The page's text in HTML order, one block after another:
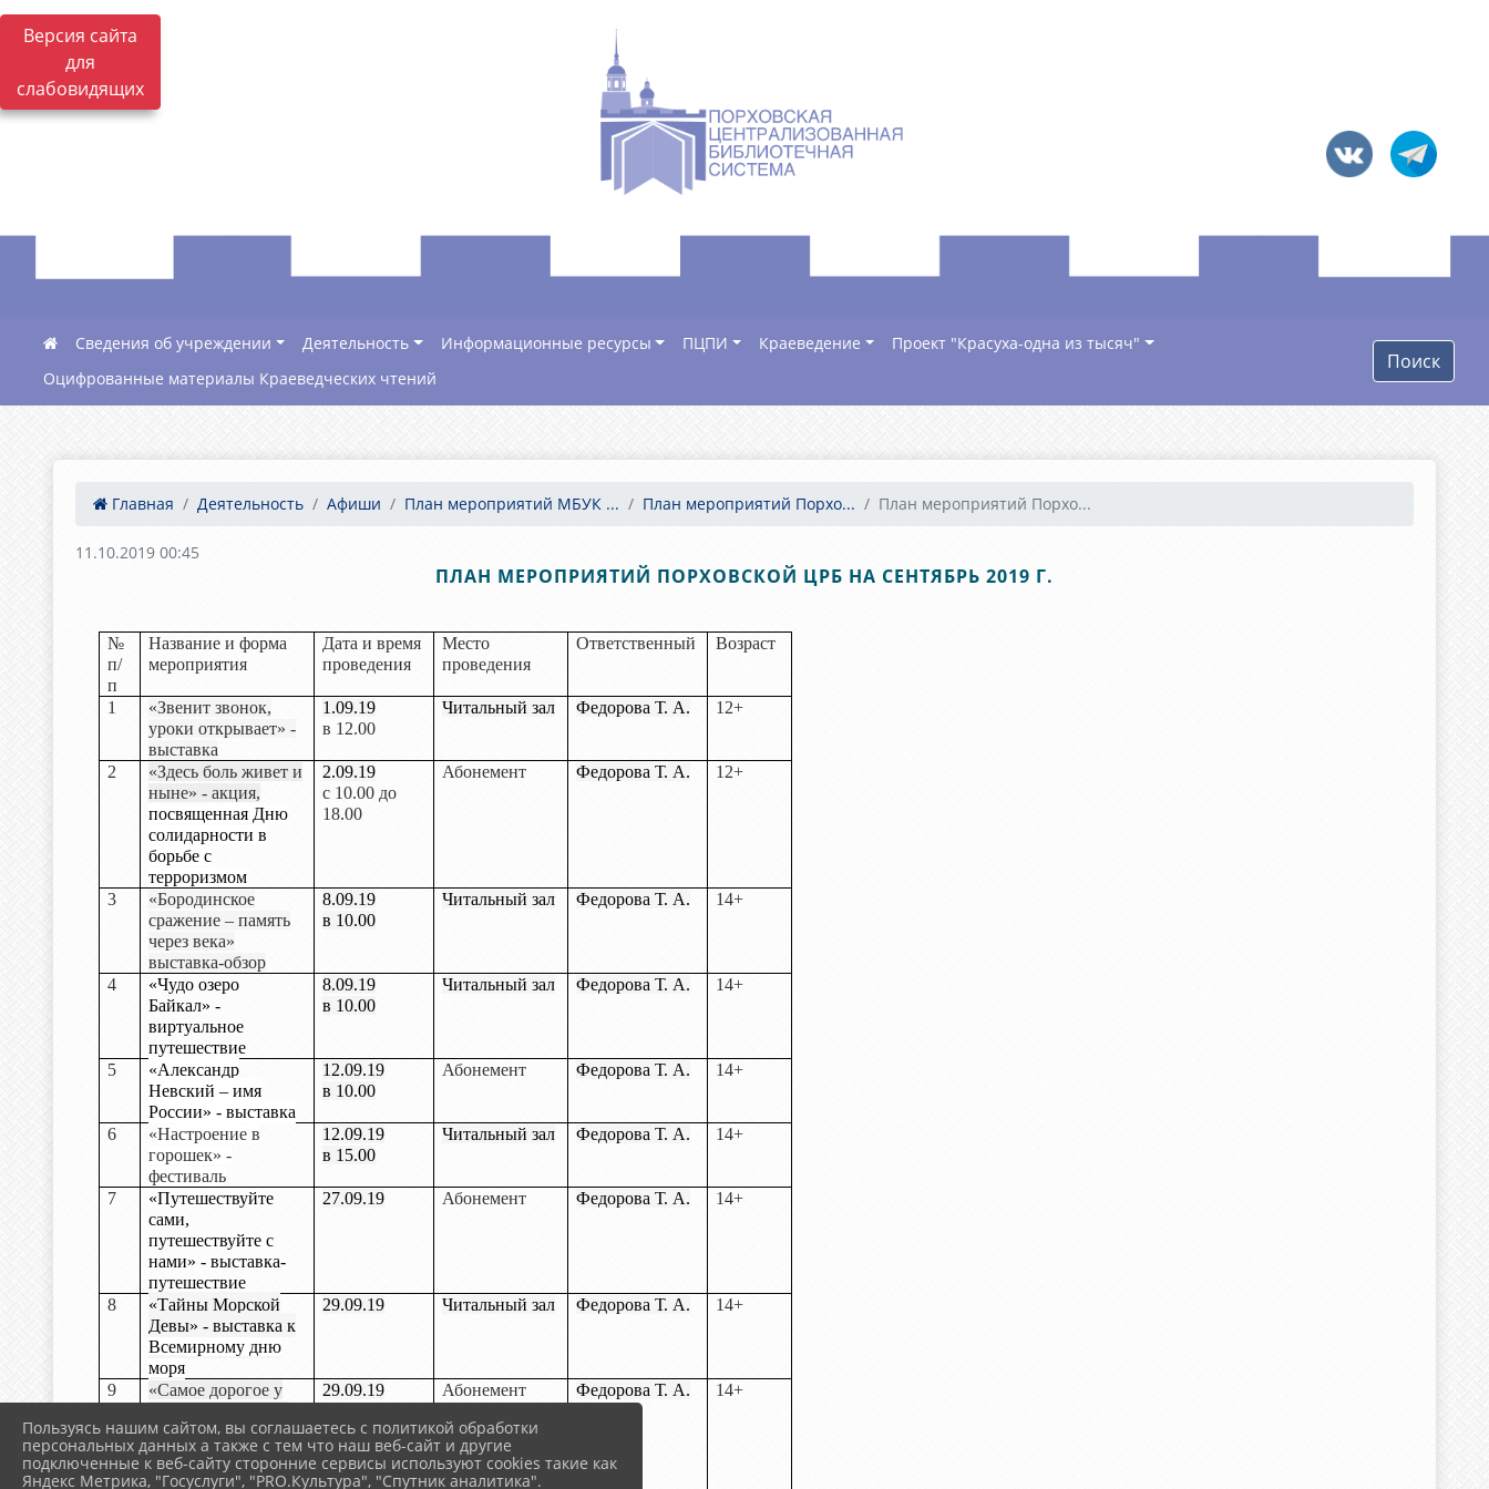
Версия сайта
для
слабовидящих
Сведения об учреждении Деятельность Информационные ресурсы ПЦПИ Краеведение
Проект "Красуха-одна из тысяч"
Оцифрованные материалы Краеведческих чтений
Поиск
Главная Деятельность Афиши План мероприятий МБУК ... План мероприятий Порхо... План мероприятий Порхо...
11.10.2019 00:45
ПЛАН МЕРОПРИЯТИЙ ПОРХОВСКОЙ ЦРБ НА СЕНТЯБРЬ 2019 Г.
№
п/
п
Название и форма
мероприятия
Дата и время
проведения
Место
проведения
Ответственный Возраст
1
«Звенит звонок,
уроки открывает» -
выставка
1.09.19
в 12.00
Читальный зал Федорова Т. А. 12+
2
«Здесь боль живет и
ныне» - акция,
посвященная Дню
солидарности в
борьбе с
терроризмом
2.09.19
с 10.00 до
18.00
Абонемент Федорова Т. А. 12+
3
«Бородинское
сражение – память
через века»
выставка-обзор
8.09.19
в 10.00
Читальный зал Федорова Т. А. 14+
4
«Чудо озеро
Байкал» -
виртуальное
путешествие
8.09.19
в 10.00
Читальный зал Федорова Т. А. 14+
5
«Александр
Невский – имя
России» - выставка
12.09.19
в 10.00
Абонемент Федорова Т. А. 14+
6 «Настроение в
горошек» -
фестиваль
12.09.19
в 15.00
Читальный зал Федорова Т. А. 14+
7
«Путешествуйте
сами,
путешествуйте с
нами» - выставка-
путешествие
27.09.19 Абонемент Федорова Т. А. 14+
8
«Тайны Морской
Девы» - выставка к
Всемирному дню
моря
29.09.19 Читальный зал Федорова Т. А. 14+
9
«Самое дорогое у
жизнь» выставка к
115-летию со дня
рождения Н. А.
29.09.19 Абонемент Федорова Т. А. 14+
Пользуясь нашим сайтом, вы соглашаетесь с политикой обработки
персональных данных а также с тем что наш веб-сайт и другие
подключенные к веб-сайту сторонние сервисы используют cookies такие как
Яндекс Метрика, "Госуслуги", "PRO.Культура", "Спутник аналитика".